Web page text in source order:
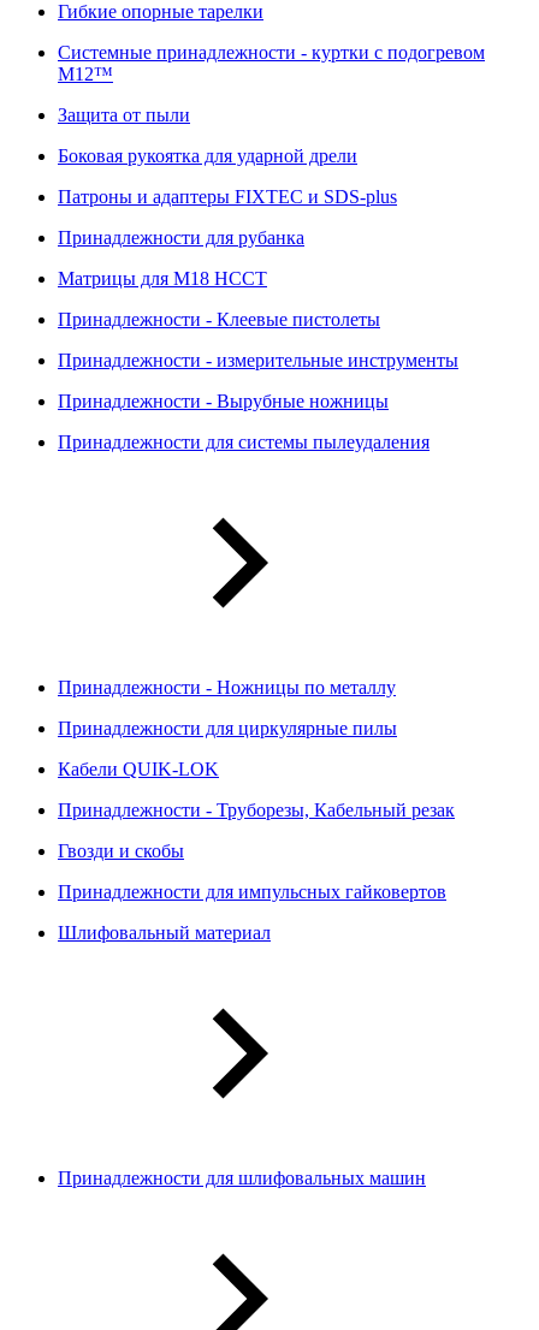
Гибкие опорные тарелки
Системные принадлежности - куртки с подогревом
M12™
Защита от пыли
Боковая рукоятка для ударной дрели
Патроны и адаптеры FIXTEC и SDS-plus
Принадлежности для рубанка
Матрицы для M18 HCCT
Принадлежности - Клеевые пистолеты
Принадлежности - измерительные инструменты
Принадлежности - Вырубные ножницы
Принадлежности для системы пылеудаления
Принадлежности - Ножницы по металлу
Принадлежности для циркулярные пилы
Кабели QUIK-LOK
Принадлежности - Труборезы, Кабельный резак
Гвозди и скобы
Принадлежности для импульсных гайковертов
Шлифовальный материал
Принадлежности для шлифовальных машин